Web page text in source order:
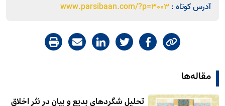
آدرس کوتاه :www.parsibaan.com/?p=3003
مقاله‌ها
تحلیل شگردهای بدیع و بیان در نثر اخلاق